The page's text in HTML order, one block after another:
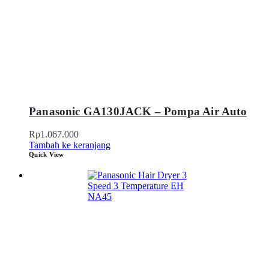
Panasonic GA130JACK – Pompa Air Auto
Rp1.067.000
Tambah ke keranjang
Quick View